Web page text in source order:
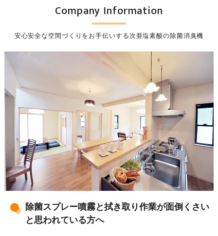
安心安全な空間づくりをお手伝いする次亜塩素酸の除菌消臭機
Company Information
除菌スプレー噴霧と拭き取り作業が面倒くさい
と思われている方へ